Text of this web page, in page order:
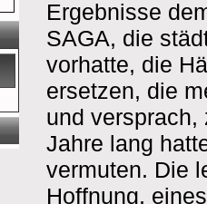
Ergebnisse
SAGA, die
vorhatte, die
ersetzen, die
und versprach,
Jahre lang
vermuten. Die
Hoffnung,